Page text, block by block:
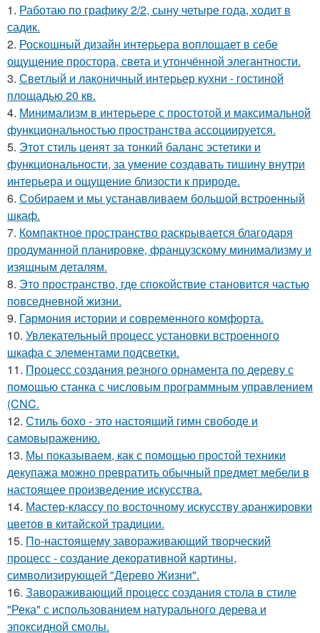
1. Работаю по графику 2/2, сыну четыре года, ходит в
садик.
2. Роскошный дизайн интерьера воплощает в себе
ощущение простора, света и утончённой элегантности.
3. Светлый и лаконичный интерьер кухни - гостиной
площадью 20 кв.
4. Минимализм в интерьере с простотой и максимальной
функциональностью пространства ассоциируется.
5. Этот стиль ценят за тонкий баланс эстетики и
функциональности, за умение создавать тишину внутри
интерьера и ощущение близости к природе.
6. Собираем и мы устанавливаем большой встроенный
шкаф.
7. Компактное пространство раскрывается благодаря
продуманной планировке, французскому минимализму и
изящным деталям.
8. Это пространство, где спокойствие становится частью
повседневной жизни.
9. Гармония истории и современного комфорта.
10. Увлекательный процесс установки встроенного
шкафа с элементами подсветки.
11. Процесс создания резного орнамента по дереву с
помощью станка с числовым программным управлением
(CNC.
12. Стиль бохо - это настоящий гимн свободе и
самовыражению.
13. Мы показываем, как с помощью простой техники
декупажа можно превратить обычный предмет мебели в
настоящее произведение искусства.
14. Мастер-классу по восточному искусству аранжировки
цветов в китайской традиции.
15. По-настоящему завораживающий творческий
процесс - создание декоративной картины,
символизирующей "Дерево Жизни".
16. Завораживающий процесс создания стола в стиле
"Река" с использованием натурального дерева и
эпоксидной смолы.